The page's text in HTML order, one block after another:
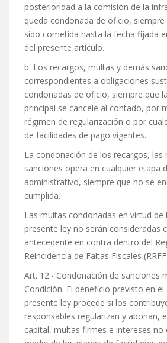
posterioridad a la comisión de la
queda condonada de oficio,
sido cometida hasta la fecha fijada
del presente artículo.
b. Los recargos, multas y demás
correspondientes a obligaciones
condonadas de oficio, siempre que
principal se cancele al contado, por
régimen de regularización o por
de facilidades de pago vigentes.
La condonación de los recargos, las
sanciones opera en cualquier etapa
administrativo, siempre que no se
cumplida.
Las multas condonadas en virtud
presente ley no serán consideradas
antecedente en contra dentro del
Reincidencia de Faltas Fiscales
Art. 12.- Condonación de sanciones
Condición. El beneficio previsto en
presente ley procede si los
responsables regularizan y abonan,
capital, multas firmes e intereses